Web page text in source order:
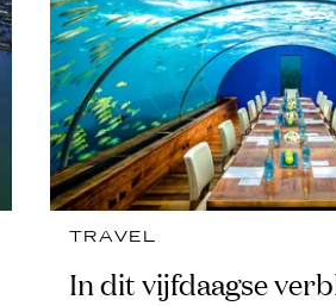
TRAVEL
In dit vijfdaagse